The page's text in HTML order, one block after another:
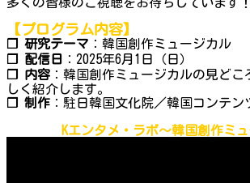
【プログラム内容】
❐ 研究テーマ ：韓国創作ミュージカル
❐ 配信日
：2025年6月1日（日）
❐ 内容 ：韓国創作ミュージカルの見ど
しく紹介します。
❐ 制作 ：駐日韓国文化院／韓国コンテン
Kエンタメ・ラボ～韓国創作ミ